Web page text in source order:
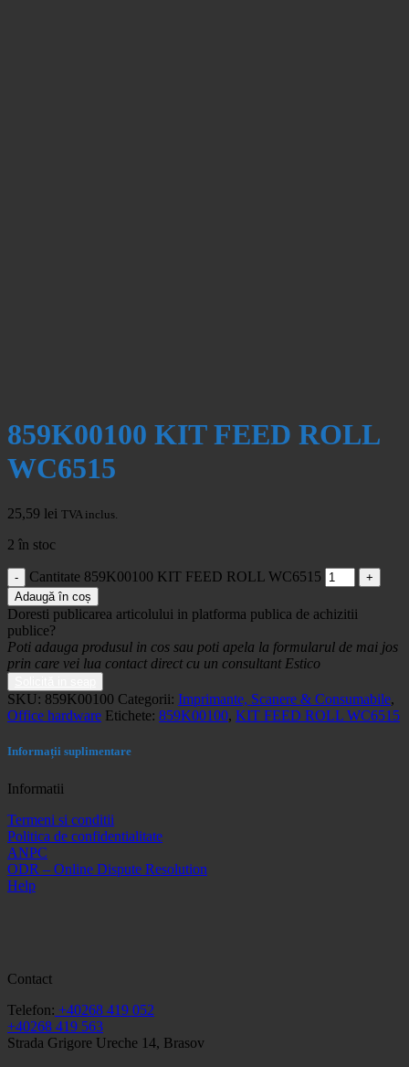
859K00100 KIT FEED ROLL
WC6515
25,59 lei TVA inclus.
2 în stoc
Cantitate 859K00100 KIT FEED ROLL WC6515
Adaugă în coș
Doresti publicarea articolului in platforma publica de achizitii
publice?
Poti adauga produsul in cos sau poti apela la formularul de mai jos
prin care vei lua contact direct cu un consultant Estico
SKU: 859K00100 Categorii: Imprimante, Scanere & Consumabile,
Office hardware Etichete: 859K00100, KIT FEED ROLL WC6515
Informații suplimentare
Informatii
Termeni si conditii
Politica de confidentialitate
ANPC
ODR – Online Dispute Resolution
Help
Contact
Telefon: +40268 419 052
+40268 419 563
Strada Grigore Ureche 14, Brasov